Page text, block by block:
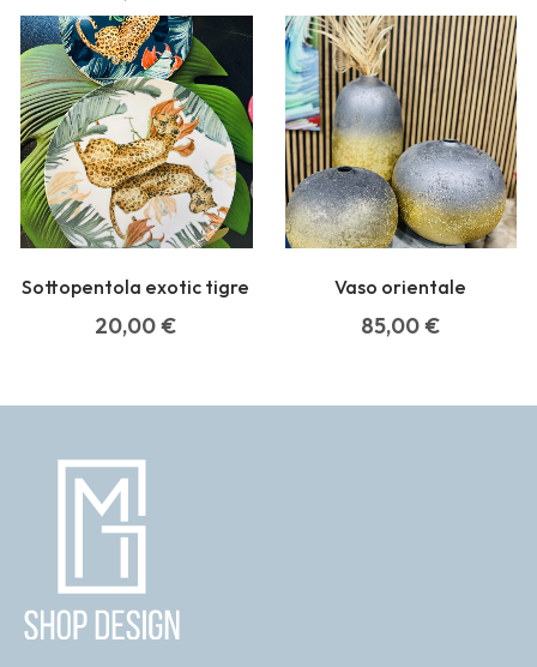
Sottopentola exotic tigre
20,00€
Vaso orientale
85,00€